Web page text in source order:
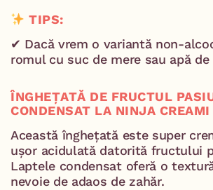
TIPS:
✔ Dacă vrem o variantă non-
romul cu suc de mere sau apă de
ÎNGHEȚATĂ DE FRUCTUL
CONDENSAT LA NINJA CREAMI
Această înghețată este super
ușor acidulată datorită fructului
Laptele condensat oferă o
nevoie de adaos de zahăr.